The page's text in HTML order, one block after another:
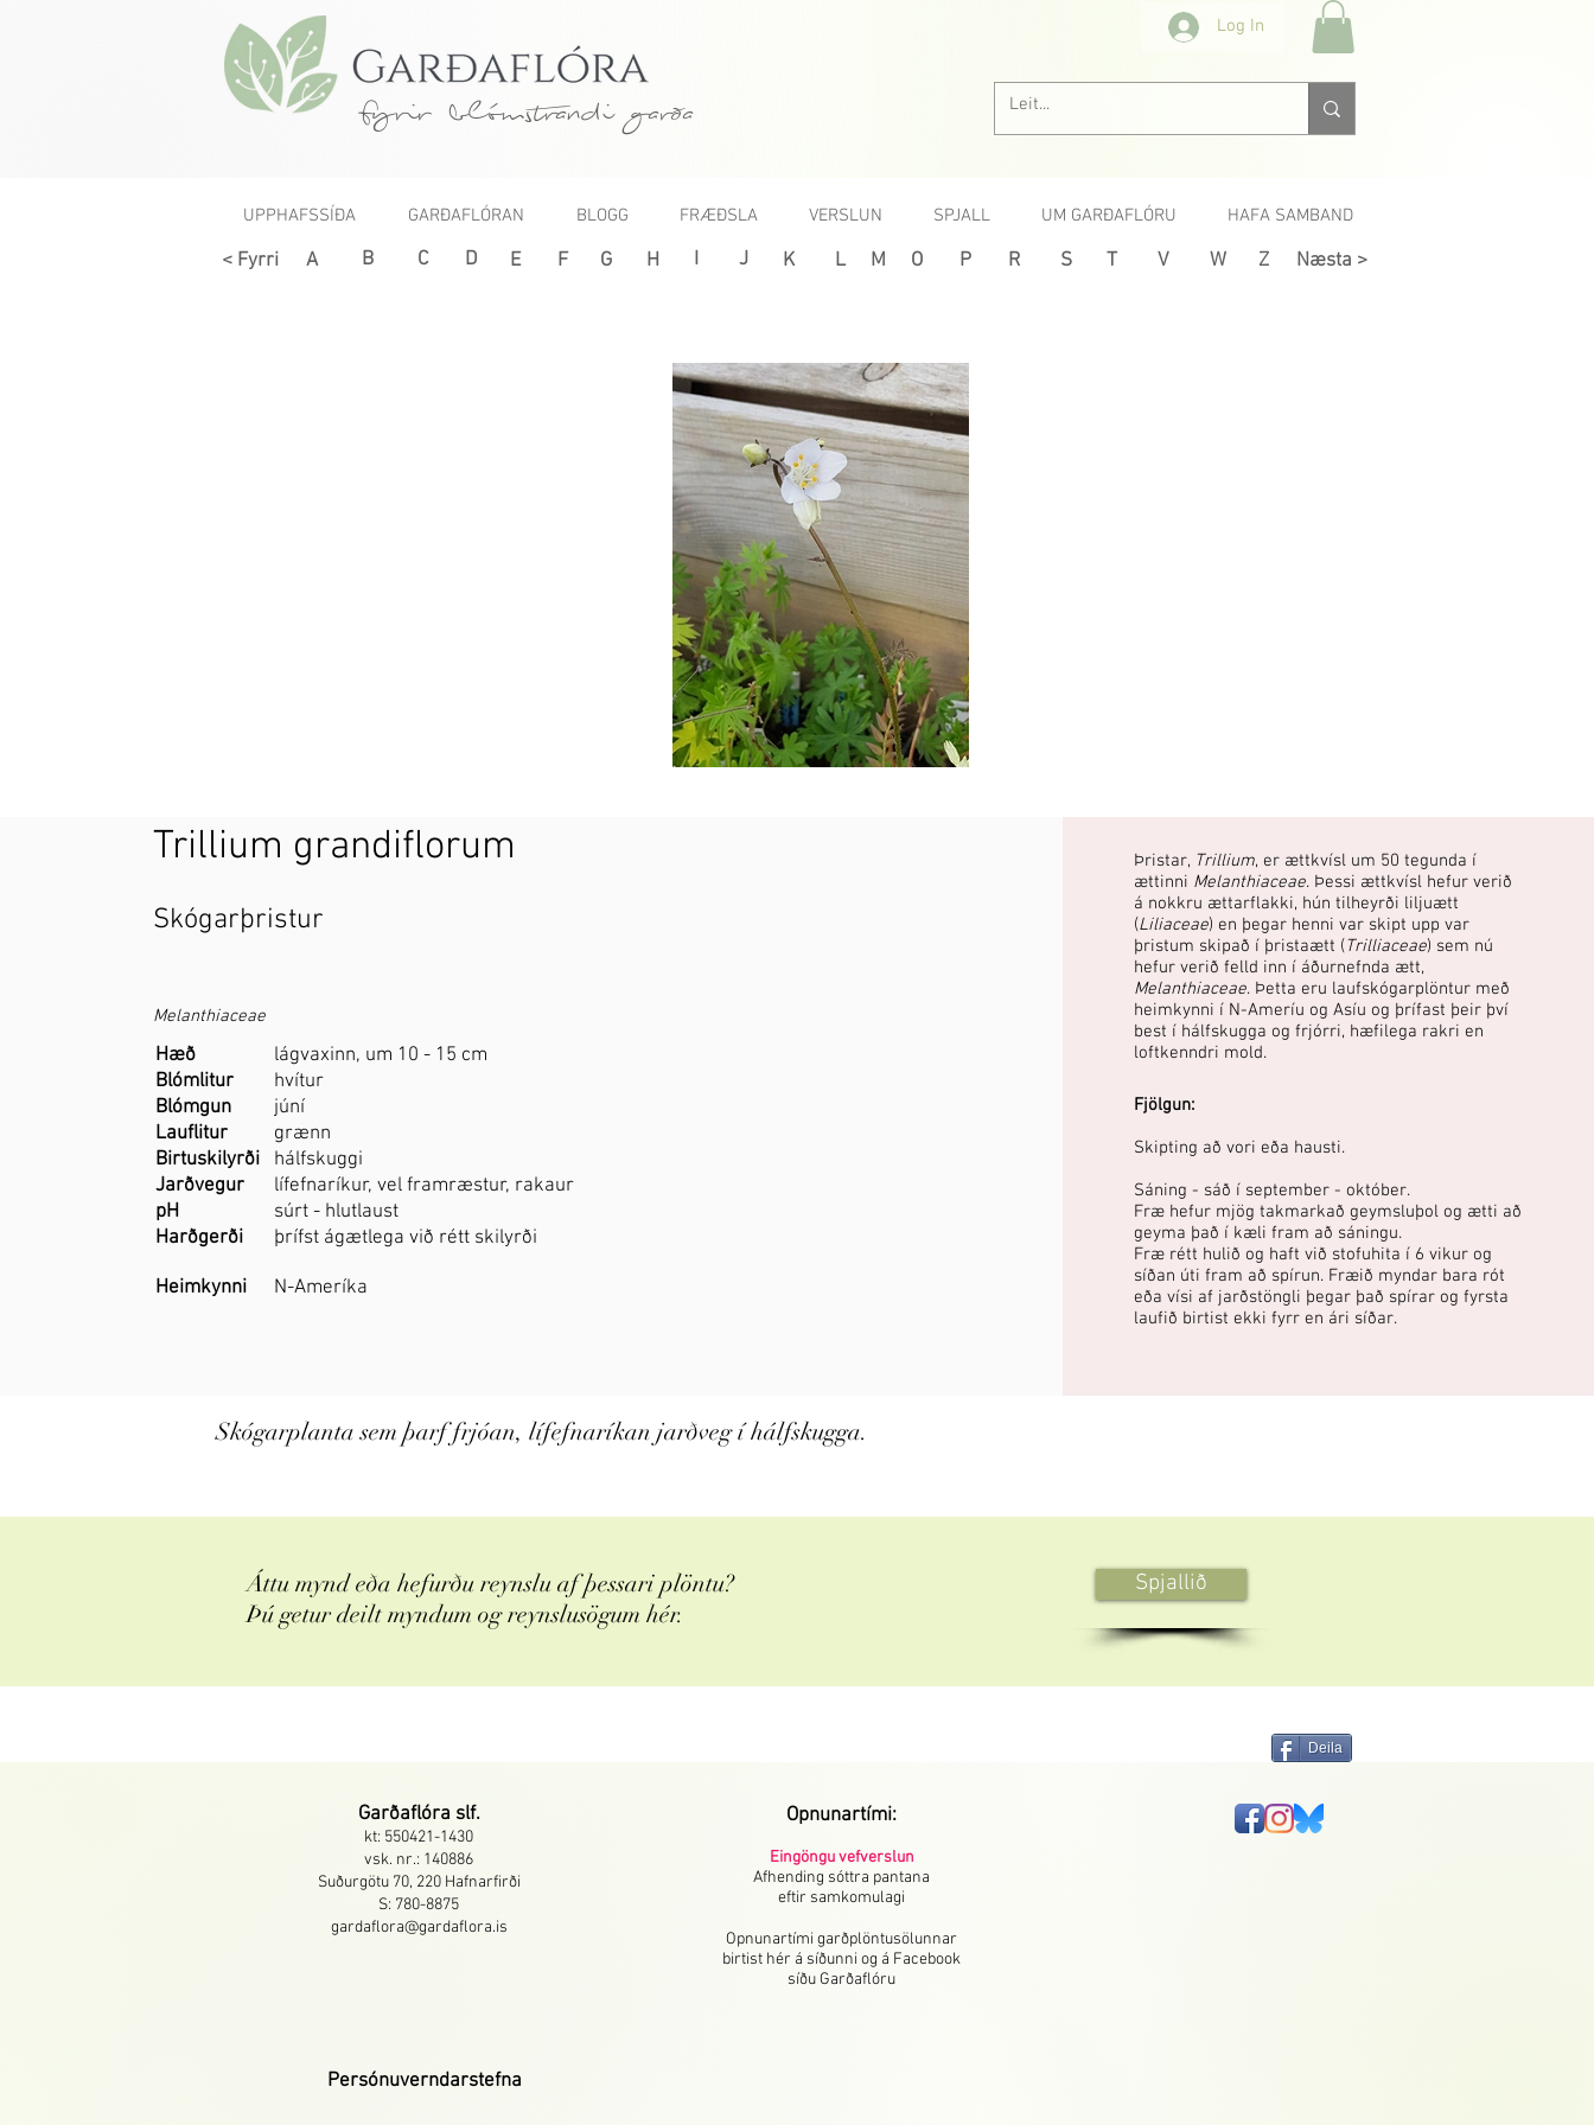
fyrir blómstrandi garða
Log In
UPPHAFSSÍÐA GARÐAFLÓRAN BLOGG FRÆÐSLA VERSLUN SPJALL UM GARÐAFLÓRU HAFA SAMBAND
< Fyrri Næsta >
A B C D E F G H I J K L M O P R S T V W Z
Trillium grandiflorum
Skógarþristur
Melanthiaceae
Hæð
lágvaxinn, um 10 - 15 cm
Blómlitur
hvítur
Blómgun
júní
Lauflitur
grænn
Birtuskilyrði
hálfskuggi
Jarðvegur
lífefnaríkur, vel framræstur, rakaur
pH
súrt - hlutlaust
Harðgerði
þrífst ágætlega við rétt skilyrði
Heimkynni N-Ameríka
Þristar, Trillium, er ættkvísl um 50 tegunda í
ættinni Melanthiaceae. Þessi ættkvísl hefur verið
á nokkru ættarflakki, hún tilheyrði liljuætt
(Liliaceae) en þegar henni var skipt upp var
þristum skipað í þristaætt (Trilliaceae) sem nú
hefur verið felld inn í áðurnefnda ætt,
Melanthiaceae. Þetta eru laufskógarplöntur með
heimkynni í N-Ameríu og Asíu og þrífast þeir því
best í hálfskugga og frjórri, hæfilega rakri en
loftkenndri mold.
Fjölgun:
Skipting að vori eða hausti.
Sáning - sáð í september - október.
Fræ hefur mjög takmarkað geymsluþol og ætti að
geyma það í kæli fram að sáningu.
Fræ rétt hulið og haft við stofuhita í 6 vikur og
síðan úti fram að spírun. Fræið myndar bara rót
eða vísi af jarðstöngli þegar það spírar og fyrsta
laufið birtist ekki fyrr en ári síðar.
Skógarplanta sem þarf frjóan, lífefnaríkan jarðveg í hálfskugga.
Áttu mynd eða hefurðu reynslu af þessari plöntu?
Þú getur deilt myndum og reynslusögum hér.
Spjallið
Deila
Garðaflóra slf.
kt: 550421-1430
vsk. nr.: 140886
Suðurgötu 70, 220 Hafnarfirði
S: 780-8875
gardaflora@gardaflora.is
Opnunartími:
Eingöngu vefverslun
Afhending sóttra pantana
eftir samkomulagi
Opnunartími garðplöntusölunnar
birtist hér á síðunni og á Facebook
síðu Garðaflóru
Persónuverndarstefna